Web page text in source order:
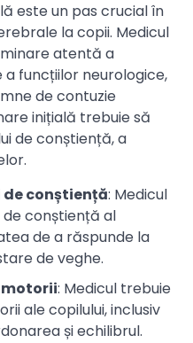
este un pas crucial în
la copii. Medicul
atentă a
a funcțiilor neurologice,
de contuzie
inițială trebuie să
de conștiență, a
conștiență: Medicul
conștiență al
de a răspunde la
de veghe.
: Medicul trebuie
ale copilului, inclusiv
și echilibrul.